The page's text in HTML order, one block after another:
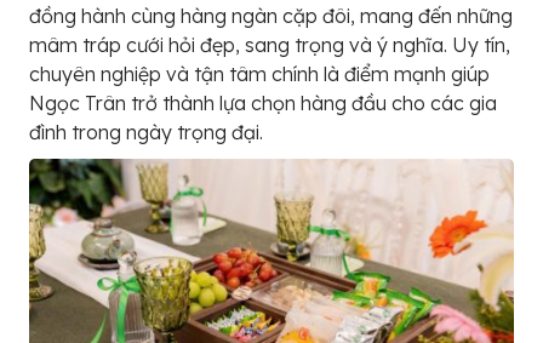
đồng hành cùng hàng ngàn cặp đôi, mang đến những
mâm tráp cưới hỏi đẹp, sang trọng và ý nghĩa. Uy tín,
chuyên nghiệp và tận tâm chính là điểm mạnh giúp
Ngọc Trân trở thành lựa chọn hàng đầu cho các gia
đình trong ngày trọng đại.